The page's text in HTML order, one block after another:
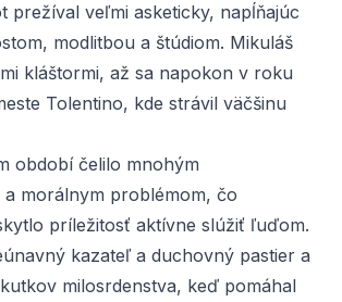
prežíval veľmi asketicky, napĺňajúc
modlitbou a štúdiom. Mikuláš
kláštormi, až sa napokon v roku
Tolentino, kde strávil väčšinu
období čelilo mnohým
morálnym problémom, čo
príležitosť aktívne slúžiť ľuďom.
kazateľ a duchovný pastier a
milosrdenstva, keď pomáhal